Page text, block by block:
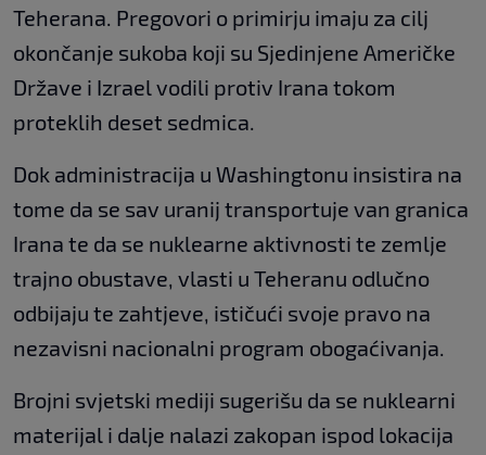
Teherana. Pregovori o primirju imaju za cilj
okončanje sukoba koji su Sjedinjene Američke
Države i Izrael vodili protiv Irana tokom
proteklih deset sedmica.
Dok administracija u Washingtonu insistira na
tome da se sav uranij transportuje van granica
Irana te da se nuklearne aktivnosti te zemlje
trajno obustave, vlasti u Teheranu odlučno
odbijaju te zahtjeve, ističući svoje pravo na
nezavisni nacionalni program obogaćivanja.
Brojni svjetski mediji sugerišu da se nuklearni
materijal i dalje nalazi zakopan ispod lokacija